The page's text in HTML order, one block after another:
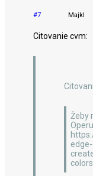
#7 Majkl
Citovanie cvm:
Žeby